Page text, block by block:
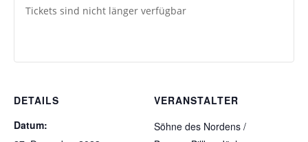
DETAILS
Datum:
VERANSTALTER
Söhne des Nordens /
Tickets sind nicht länger verfügbar